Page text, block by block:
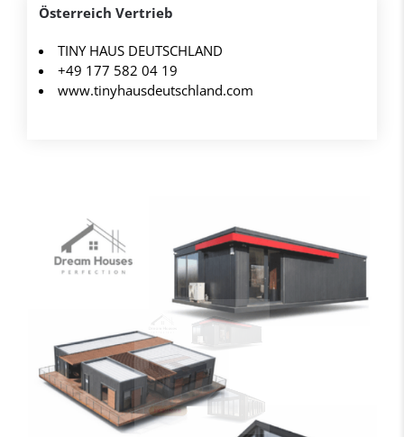
Österreich Vertrieb
TINY HAUS DEUTSCHLAND
+49 177 582 04 19
www.tinyhausdeutschland.com